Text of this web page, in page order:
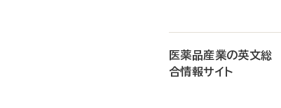
医薬品産業の英文総
合情報サイト